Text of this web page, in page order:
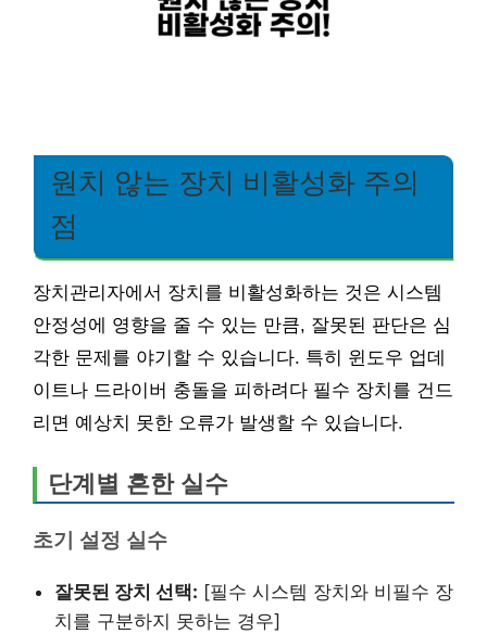
원치 않는 장치 비활성화 주의
점
장치관리자에서 장치를 비활성화하는 것은 시스템
안정성에 영향을 줄 수 있는 만큼, 잘못된 판단은 심
각한 문제를 야기할 수 있습니다. 특히 윈도우 업데
이트나 드라이버 충돌을 피하려다 필수 장치를 건드
리면 예상치 못한 오류가 발생할 수 있습니다.
단계별 흔한 실수
초기 설정 실수
잘못된 장치 선택: [필수 시스템 장치와 비필수 장
치를 구분하지 못하는 경우]